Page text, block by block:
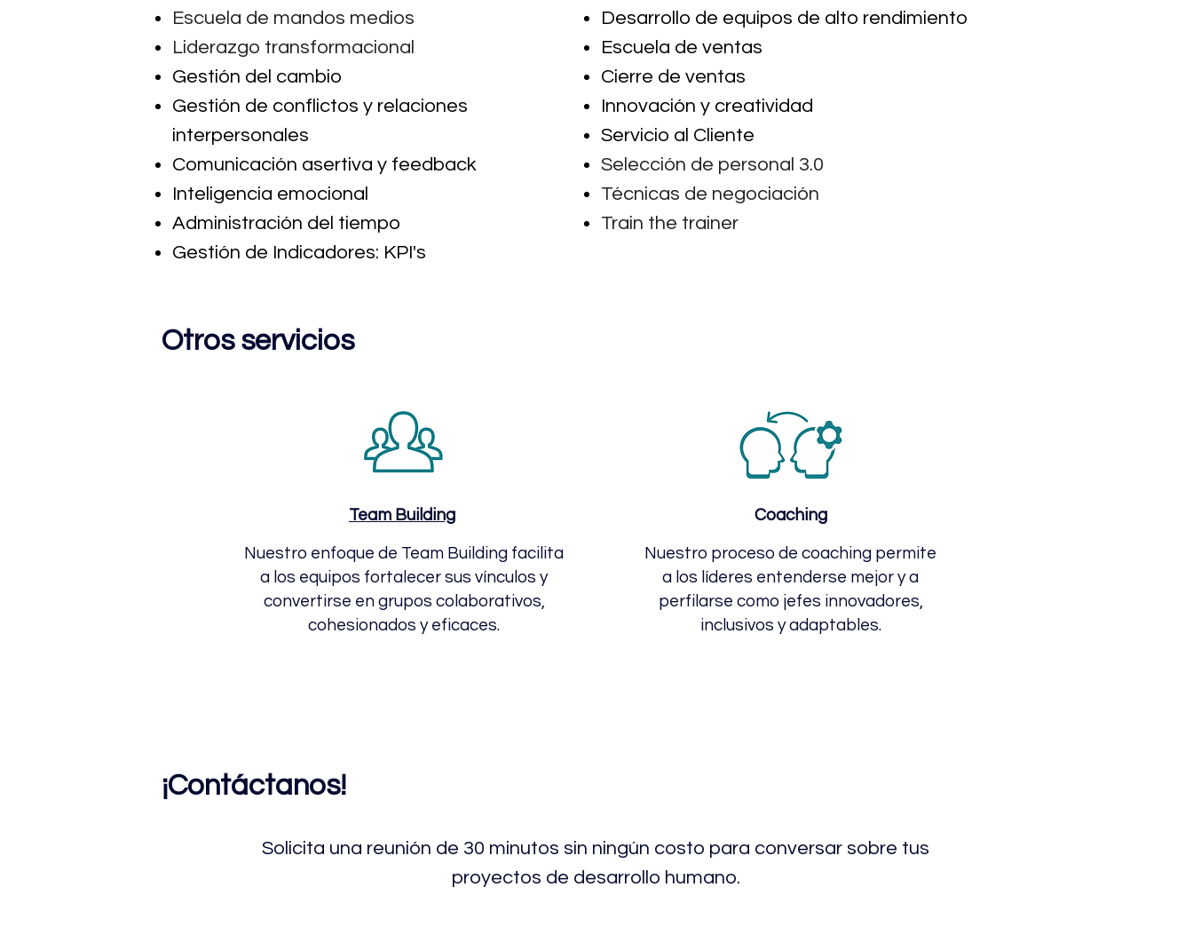
Escuela de mandos medios
Liderazgo transformacional
Gestión del cambio
Gestión de conflictos y relaciones
interpersonales
Comunicación asertiva y feedback
Inteligencia emocional
Administración del tiempo
Gestión de Indicadores: KPI's
Desarrollo de equipos de alto rendimiento
Escuela de ventas
Cierre de ventas
Innovación y creatividad
Servicio al Cliente
Selección de personal 3.0
Técnicas de negociación
Train the trainer
Otros servicios
Team Building
Nuestro enfoque de Team Building facilita
a los equipos fortalecer sus vínculos y
convertirse en grupos colaborativos,
cohesionados y eficaces.
Coaching
Nuestro proceso de coaching permite
a los líderes entenderse mejor y a
perfilarse como jefes innovadores,
inclusivos y adaptables.
¡Contáctanos!
Solicita una reunión de 30 minutos sin ningún costo para conversar sobre tus
proyectos de desarrollo humano.